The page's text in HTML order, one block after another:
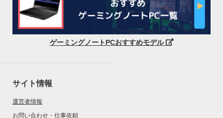
ゲーミングノートPCおすすめモデル
サイト情報
運営者情報
お問い合わせ・仕事依頼